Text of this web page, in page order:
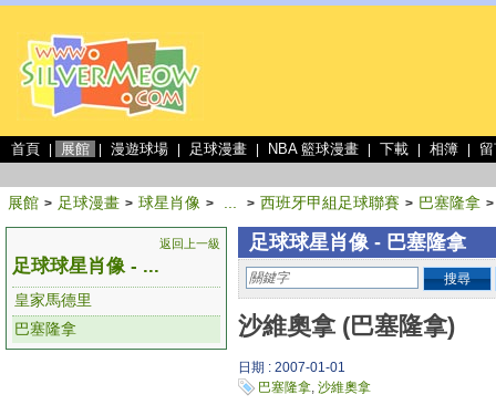
首頁 展館 漫遊球場 足球漫畫 NBA 籃球漫畫 下載 相簿
展館 > 足球漫畫 > 球星肖像 > > 西班牙甲組足球聯賽 > 巴塞隆拿 >
返回上一級
足球球星肖像 - ...
皇家馬德里
巴塞隆拿
足球球星肖像 - 巴塞隆拿
搜尋
沙維奧拿 (巴塞隆拿)
日期 : 2007-01-01
巴塞隆拿, 沙維奧拿